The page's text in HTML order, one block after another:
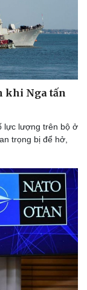
khi Nga tấn
lực lượng trên bộ ở
trọng bị để hở,